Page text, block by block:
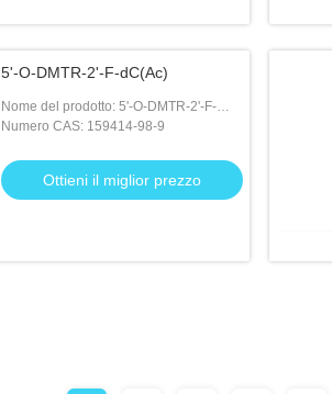
5'-O-DMTR-2'-F-dC(Ac)
Nome del prodotto: 5'-O-DMTR-2'-F-
dC(Ac)
Numero CAS: 159414-98-9
Ottieni il miglior prezzo